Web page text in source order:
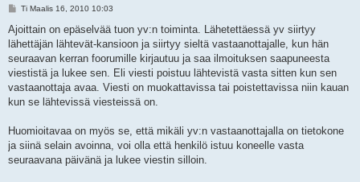
V
e
t
i
Ti Maalis 16, 2010 10:03
Ajoittain on epäselvää tuon yv:n toiminta. Lähetettäessä yv siirtyy
lähettäjän lähtevät-kansioon ja siirtyy sieltä vastaanottajalle, kun hän
seuraavan kerran foorumille kirjautuu ja saa ilmoituksen saapuneesta
viestistä ja lukee sen. Eli viesti poistuu lähtevistä vasta sitten kun sen
vastaanottaja avaa. Viesti on muokattavissa tai poistettavissa niin kauan
kun se lähtevissä viesteissä on.
Huomioitavaa on myös se, että mikäli yv:n vastaanottajalla on tietokone
ja siinä selain avoinna, voi olla että henkilö istuu koneelle vasta
seuraavana päivänä ja lukee viestin silloin.